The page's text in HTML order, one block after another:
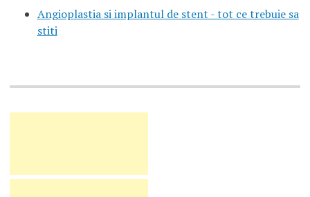
Angioplastia si implantul de stent - tot ce trebuie sa
stiti